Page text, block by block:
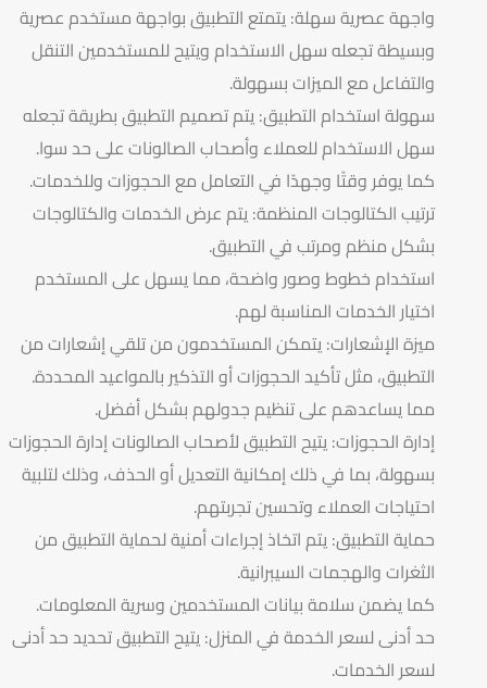
واجهة عصرية سهلة: يتمتع التطبيق بواجهة مستخدم عصرية
وبسيطة تجعله سهل الاستخدام ويتيح للمستخدمين التنقل
والتفاعل مع الميزات بسهولة.
سهولة استخدام التطبيق: يتم تصميم التطبيق بطريقة تجعله
سهل الاستخدام للعملاء وأصحاب الصالونات على حد سوا.
كما يوفر وقتًا وجهدًا في التعامل مع الحجوزات وللخدمات.
ترتيب الكتالوجات المنظمة: يتم عرض الخدمات والكتالوجات
بشكل منظم ومرتب في التطبيق.
استخدام خطوط وصور واضحة، مما يسهل على المستخدم
اختيار الخدمات المناسبة لهم.
ميزة الإشعارات: يتمكن المستخدمون من تلقي إشعارات من
التطبيق، مثل تأكيد الحجوزات أو التذكير بالمواعيد المحددة.
مما يساعدهم على تنظيم جدولهم بشكل أفضل.
إدارة الحجوزات: يتيح التطبيق لأصحاب الصالونات إدارة الحجوزات
بسهولة، بما في ذلك إمكانية التعديل أو الحذف، وذلك لتلبية
احتياجات العملاء وتحسين تجربتهم.
حماية التطبيق: يتم اتخاذ إجراءات أمنية لحماية التطبيق من
الثغرات والهجمات السيبرانية.
كما يضمن سلامة بيانات المستخدمين وسرية المعلومات.
حد أدنى لسعر الخدمة في المنزل: يتيح التطبيق تحديد حد أدنى
لسعر الخدمات.